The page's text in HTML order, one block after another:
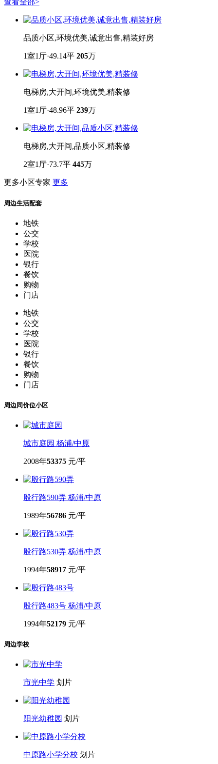
查看全部>
品质小区,环境优美,诚意出售,精装好房
1室1厅·49.14平 205万
电梯房,大开间,环境优美,精装修
1室1厅·48.96平 239万
电梯房,大开间,品质小区,精装修
2室1厅·73.7平 445万
更多小区专家 更多
周边生活配套
地铁
公交
学校
医院
银行
餐饮
购物
门店
地铁
公交
学校
医院
银行
餐饮
购物
门店
周边同价位小区
城市庭园 杨浦/中原
2008年53375 元/平
殷行路590弄 杨浦/中原
1989年56786 元/平
殷行路530弄 杨浦/中原
1994年58917 元/平
殷行路483号 杨浦/中原
1994年52179 元/平
周边学校
市光中学 划片
阳光幼稚园 划片
中原路小学分校 划片